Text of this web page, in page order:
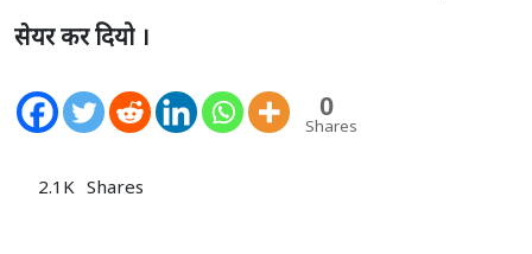
सेयर कर दियो ।
0
Shares
2.1K Shares